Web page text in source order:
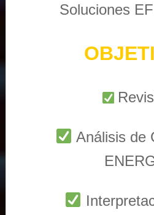
Soluciones
Análisis de